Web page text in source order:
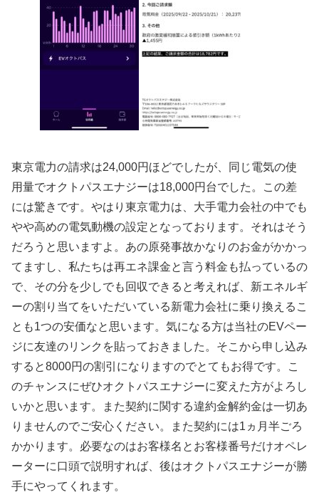
東京電力の請求は24,000円ほどでしたが、同じ電気の使
用量でオクトパスエナジーは18,000円台でした。この差
には驚きです。やはり東京電力は、大手電力会社の中でも
やや高めの電気動機の設定となっております。それはそう
だろうと思いますよ。あの原発事故かなりのお金がかかっ
てますし、私たちは再エネ課金と言う料金も払っているの
で、その分を少しでも回収できると考えれば、新エネルギ
ーの割り当てをいただいている新電力会社に乗り換えるこ
とも1つの安価なと思います。気になる方は当社のEVペー
ジに友達のリンクを貼っておきました。そこから申し込み
すると8000円の割引になりますのでとてもお得です。こ
のチャンスにぜひオクトパスエナジーに変えた方がよろし
いかと思います。また契約に関する違約金解約金は一切あ
りませんのでご安心ください。また契約には1ヵ月半ごろ
かかります。必要なのはお客様名とお客様番号だけオペレ
ーターに口頭で説明すれば、後はオクトパスエナジーが勝
手にやってくれます。